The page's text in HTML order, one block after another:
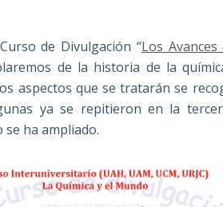
de Divulgación “Los
de la historia de la
aspectos que se tratarán se
ya se repitieron en la
ha ampliado.